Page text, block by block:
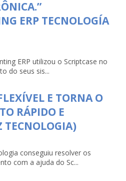
ERP TECNOLOGÍA
ERP utilizou o Scriptcase no
do seus sis...
E TORNA O
RÁPIDO E
TECNOLOGIA)
conseguiu resolver os
com a ajuda do Sc...